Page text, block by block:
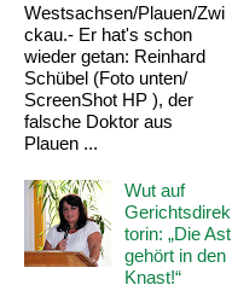
Westsachsen/Plauen/Zwi
ckau.- Er hat's schon
wieder getan: Reinhard
Schübel (Foto unten/
ScreenShot HP ), der
falsche Doktor aus
Plauen ...
Wut auf
Gerichtsdirek
torin: „Die Ast
gehört in den
Knast!“